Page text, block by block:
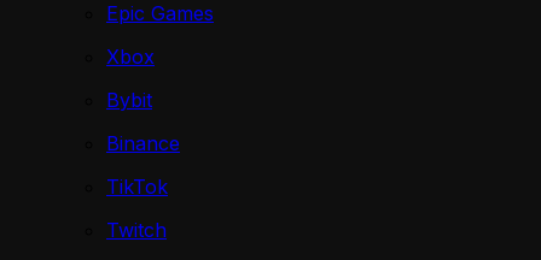
Epic Games
Xbox
Bybit
Binance
TikTok
Twitch